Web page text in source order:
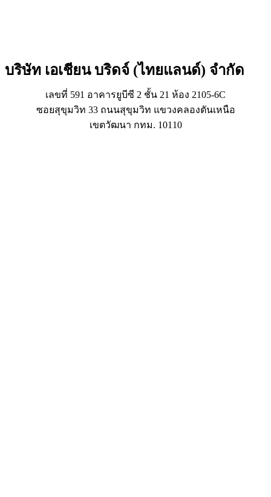
บริษัท เอเชียน บริดจ์ (ไทยแลนด์) จำกัด
เลขที่ 591 อาคารยูบีซี 2 ชั้น 21 ห้อง 2105-6C
ซอยสุขุมวิท 33 ถนนสุขุมวิท แขวงคลองตันเหนือ
เขตวัฒนา กทม. 10110